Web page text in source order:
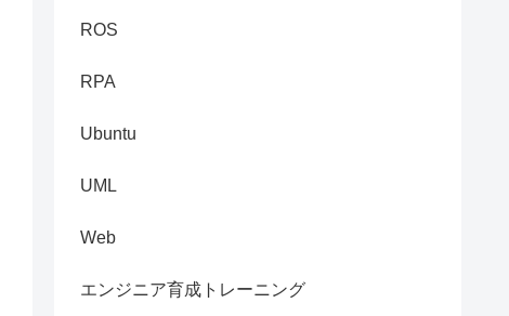
ROS
RPA
Ubuntu
UML
Web
エンジニア育成トレーニング